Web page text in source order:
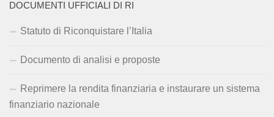
DOCUMENTI UFFICIALI DI RI
Statuto di Riconquistare l’Italia
Documento di analisi e proposte
Reprimere la rendita finanziaria e instaurare un sistema
finanziario nazionale